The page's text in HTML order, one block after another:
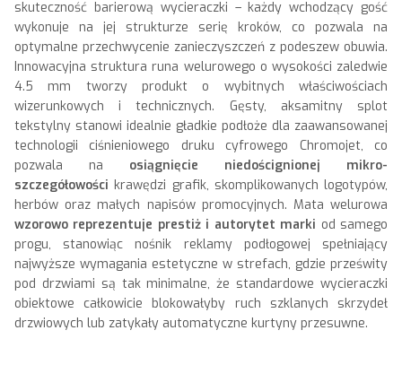
skuteczność barierową wycieraczki – każdy wchodzący gość
wykonuje na jej strukturze serię kroków, co pozwala na
optymalne przechwycenie zanieczyszczeń z podeszew obuwia.
Innowacyjna struktura runa welurowego o wysokości zaledwie
4.5 mm tworzy produkt o wybitnych właściwościach
wizerunkowych i technicznych. Gęsty, aksamitny splot
tekstylny stanowi idealnie gładkie podłoże dla zaawansowanej
technologii ciśnieniowego druku cyfrowego Chromojet, co
pozwala na osiągnięcie niedoścignionej mikro-
szczegółowości krawędzi grafik, skomplikowanych logotypów,
herbów oraz małych napisów promocyjnych. Mata welurowa
wzorowo reprezentuje prestiż i autorytet marki od samego
progu, stanowiąc nośnik reklamy podłogowej spełniający
najwyższe wymagania estetyczne w strefach, gdzie prześwity
pod drzwiami są tak minimalne, że standardowe wycieraczki
obiektowe całkowicie blokowałyby ruch szklanych skrzydeł
drzwiowych lub zatykały automatyczne kurtyny przesuwne.